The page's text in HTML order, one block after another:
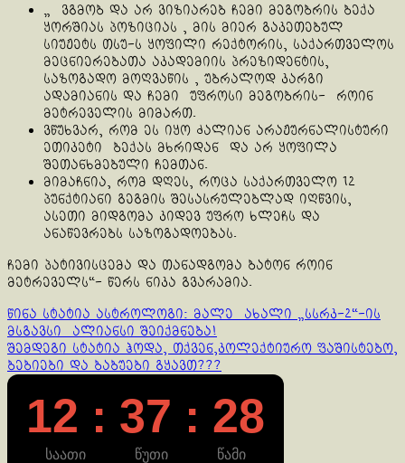
„ ვგმობ და არ ვიზიარებ ჩემი მეგობრის ბექა
ყორშიას პოზიციას , მის მიერ გაკეთებულ
სიუჟეტს თსუ-ს ყოფილი რექტორის, საქართველოს
მეცნიერებათა აკადემიის პრეზიდენტის,
საზოგადო მოღვაწის , უბრალოდ კარგი
ადამიანის და ჩემი უფროსი მეგობრის- როინ
მეტრეველის მიმართ.
ვწუხვარ, რომ ეს იყო ძალიან არაჟურნალისტური
ეთიკეტი ბექას მხრიდან და არ ყოფილა
შეთანხმებული ჩემთან.
მიმაჩნია, რომ დღეს, როცა საქართველო 12
პუნქტიანი გეგმის შესასრულებლად იღწვის,
ასეთი მიდგომა კიდევ უფრო ხლეჩს და
ანაწევრებს საზოგადოებას.
ჩემი პატივისცემა და თანადგომა ბატონ როინ
მეტრეველს“- წერს ნიკა გვარამია.
Continue
Reading
წინა სტატია ასტროლოგი: მალე ახალი „სსრკ-2“-ის
მსგავსი ალიანსი შეიქმნება!
შემდეგი სტატია ჰოდა, თქვენ,კოლექტიურო ფაშისტებო,
ბებიები და ბაბუები გყავთ???
12 : 37 : 28
საათი წუთი წამი